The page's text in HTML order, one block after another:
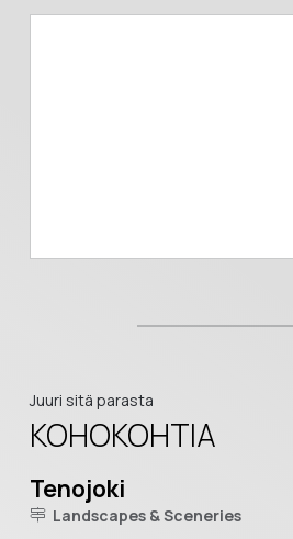
Juuri sitä parasta
KOHOKOHTIA
Tenojoki
Landscapes & Sceneries